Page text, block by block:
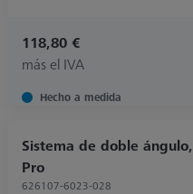
118,80 €
más el IVA
Hecho a medida
Sistema de doble
Pro
626107-6023-028